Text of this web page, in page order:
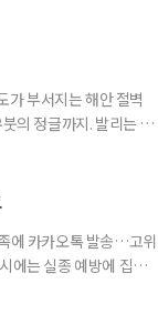
가 부서지는 해안 절벽
의 정글까지. 발리는 머
리의 세 가지 얼굴
에 카카오톡 발송…고위
에는 실종 예방에 집중